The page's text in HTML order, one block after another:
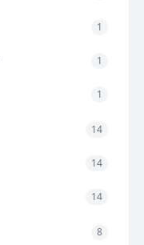
1
1
1
14
14
14
8